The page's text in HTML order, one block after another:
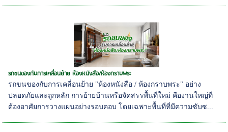
รถขนของกับการเคลื่อนย้าย ห้องหนังสือ/ห้องกราบพระ
รถขนของกับการเคลื่อนย้าย "ห้องหนังสือ / ห้องกราบพระ" อย่าง
ปลอดภัยและถูกหลัก การย้ายบ้านหรือจัดสรรพื้นที่ใหม่ คืองานใหญ่ที่
ต้องอาศัยการวางแผนอย่างรอบคอบ โดยเฉพาะพื้นที่ที่มีความซับซ...